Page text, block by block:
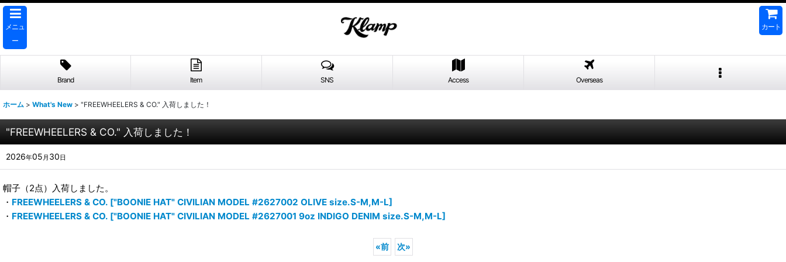
メニュ
ー
カート
Brand Item SNS Access Overseas
ホーム > What's New > "FREEWHEELERS & CO." 入荷しました！
"FREEWHEELERS & CO." 入荷しました！
2026年05 月 30日
帽子（2点）入荷しました。
・ FREEWHEELERS & CO. ["BOONIE HAT" CIVILIAN MODEL #2627002 OLIVE size.S-M,M-L]
・ FREEWHEELERS & CO. ["BOONIE HAT" CIVILIAN MODEL #2627001 9oz INDIGO DENIM size.S-M,M-L]
«前 次»